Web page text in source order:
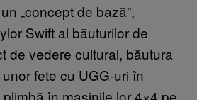
„concept de bază”,
Swift al băuturilor de
de vedere cultural, băutura
fete cu UGG-uri în
în mașinile lor 4×4 pe